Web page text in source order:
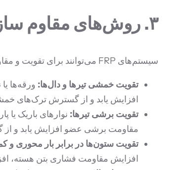
۳. روش‌های مقاوم سازی سازه‌های بتنی با FRP
سیستم‌های FRP می‌توانند برای تقویت و مقاوم سازی انواع مختلف اعضای بتنی به کار روند. روش‌های اصلی به شرح زیر است:
تقویت خمشی تیرها و دال‌ها:
افزایش یابد و از گسترش ترک‌های
تقویت برشی تیرها:
مقاومت برشی عضو افزایش یابد و
تقویت ستون‌ها در برابر بار محوری و
افزایش مقاومت فشاری بتن هسته،